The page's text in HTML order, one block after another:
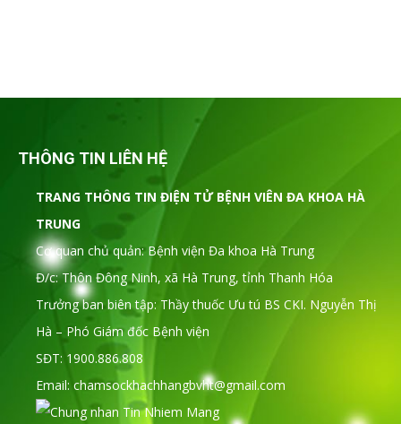
THÔNG TIN LIÊN HỆ
TRANG THÔNG TIN ĐIỆN TỬ BỆNH VIÊN ĐA KHOA HÀ
TRUNG
Cơ quan chủ quản: Bệnh viện Đa khoa Hà Trung
Đ/c: Thôn Đông Ninh, xã Hà Trung, tỉnh Thanh Hóa
Trưởng ban biên tập: Thầy thuốc Ưu tú BS CKI. Nguyễn Thị
Hà – Phó Giám đốc Bệnh viện
SĐT: 1900.886.808
Email: chamsockhachhangbvht@gmail.com